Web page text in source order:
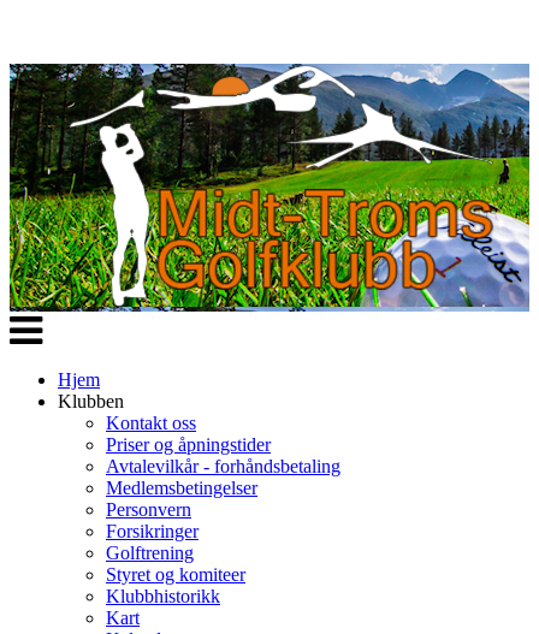
Veksle
navigasjon
Hjem
Klubben
Kontakt oss
Priser og åpningstider
Avtalevilkår - forhåndsbetaling
Medlemsbetingelser
Personvern
Forsikringer
Golftrening
Styret og komiteer
Klubbhistorikk
Kart